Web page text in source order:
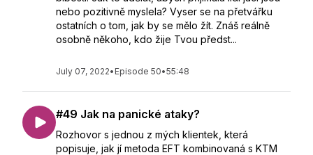
nebo pozitivně myslela? Vyser se na přetvářku
ostatních o tom, jak by se mělo žít. Znáš reálně
osobně někoho, kdo žije Tvou předst...
July 07, 2022• Episode 50•55:48
#49 Jak na panické ataky?
Rozhovor s jednou z mých klientek, která
popisuje, jak jí metoda EFT kombinovaná s KTM